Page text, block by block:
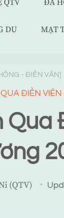
QTV ĐÃ
DU MẠT
- ĐIỀN VĂN]
ĐIỀN
Qua
(QTV)